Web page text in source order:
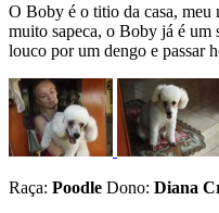
O Boby é o titio da casa,
muito sapeca, o Boby já é um
louco por um dengo e passar
Raça: Poodle Dono: Diana